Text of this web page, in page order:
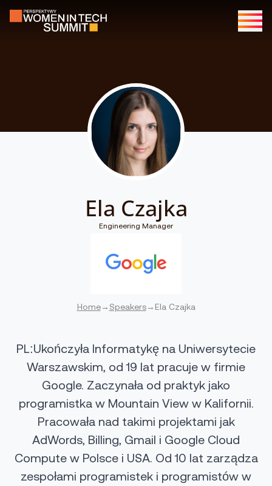
Ela Czajka
Engineering Manager
Home→ Speakers→ Ela Czajka
PL:Ukończyła Informatykę na Uniwersytecie
Warszawskim, od 19 lat pracuje w firmie
Google. Zaczynała od praktyk jako
programistka w Mountain View w Kalifornii.
Pracowała nad takimi projektami jak
AdWords, Billing, Gmail i Google Cloud
Compute w Polsce i USA. Od 10 lat zarządza
zespołami programistek i programistów w